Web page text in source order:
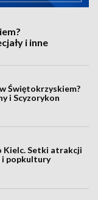
i inne
Świętokrzyskiem?
i Scyzorykon
Kielc. Setki atrakcji
popkultury